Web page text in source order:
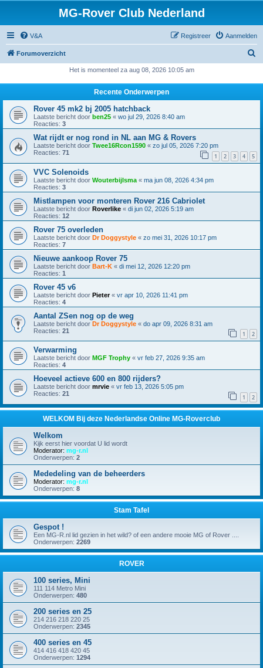
MG-Rover Club Nederland
V&A Aanmelden
Registreer
Forumoverzicht
Het is momenteel za aug 08, 2026 10:05 am
Recente Onderwerpen
Rover 45 mk2 bj 2005 hatchback
Laatste bericht door ben25 « wo jul 29, 2026 8:40 am
Reacties: 3
Wat rijdt er nog rond in NL aan MG & Rovers
Laatste bericht door Twee16Rcon1590 « zo jul 05, 2026 7:20 pm
Reacties: 71 1 2 3 4 5
VVC Solenoids
Laatste bericht door Wouterbijlsma « ma jun 08, 2026 4:34 pm
Reacties: 3
Mistlampen voor monteren Rover 216 Cabriolet
Laatste bericht door Roverlike « di jun 02, 2026 5:19 am
Reacties: 12
Rover 75 overleden
Laatste bericht door Dr Doggystyle « zo mei 31, 2026 10:17 pm
Reacties: 7
Nieuwe aankoop Rover 75
Laatste bericht door Bart-K « di mei 12, 2026 12:20 pm
Reacties: 1
Rover 45 v6
Laatste bericht door Pieter« vr apr 10, 2026 11:41 pm
Reacties: 4
Aantal ZSen nog op de weg
Laatste bericht door Dr Doggystyle « do apr 09, 2026 8:31 am
Reacties: 21 1 2
Verwarming
Laatste bericht door MGF Trophy « vr feb 27, 2026 9:35 am
Reacties: 4
Hoeveel actieve 600 en 800 rijders?
Laatste bericht door mrvie « vr feb 13, 2026 5:05 pm
Reacties: 21 1 2
WELKOM Bij deze Nederlandse Online MG-Roverclub
Welkom
Kijk eerst hier voordat U lid wordt
Moderator: mg-r.nl
Onderwerpen: 2
Mededeling van de beheerders
Moderator: mg-r.nl
Onderwerpen: 8
Stam Tafel
Gespot !
Een MG-R.nl lid gezien in het wild? of een andere mooie MG of Rover ....
Onderwerpen: 2269
ROVER
100 series, Mini
111 114 Metro Mini
Onderwerpen: 480
200 series en 25
214 216 218 220 25
Onderwerpen: 2345
400 series en 45
414 416 418 420 45
Onderwerpen: 1294